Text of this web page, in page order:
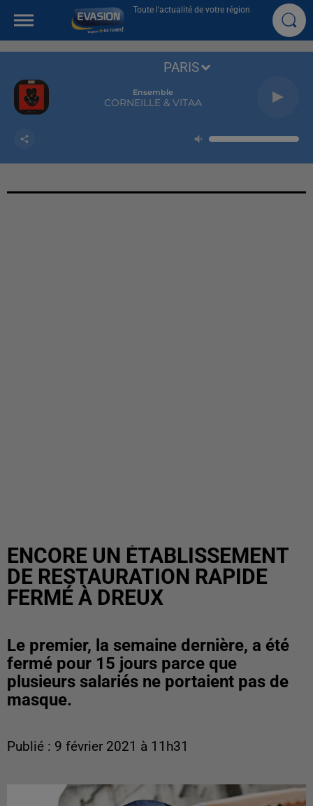
Toute l'actualité de votre région
Ensemble
CORNEILLE & VITAA
PARIS
ENCORE UN ÉTABLISSEMENT
DE RESTAURATION RAPIDE
FERMÉ À DREUX
Le premier, la semaine dernière, a été
fermé pour 15 jours parce que
plusieurs salariés ne portaient pas de
masque.
Publié : 9 février 2021 à 11h31